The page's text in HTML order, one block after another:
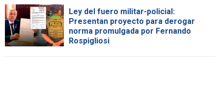
Ley del fuero militar-policial:
Presentan proyecto para derogar
norma promulgada por Fernando
Rospigliosi